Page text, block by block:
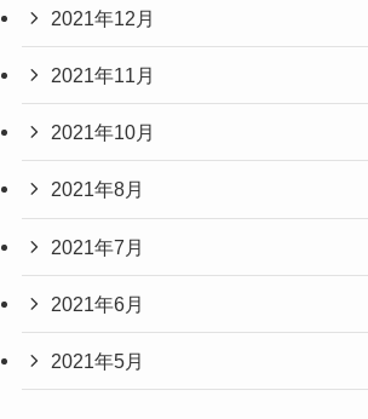
2021年12月
2021年11月
2021年10月
2021年8月
2021年7月
2021年6月
2021年5月